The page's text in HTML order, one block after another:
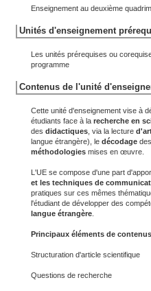
Enseignement au deuxième
Unités d'enseignement
Les unités prérequises ou
programme
Contenus de l'unité
Cette unité d'enseignement vise à
étudiants face à la recherche en
des didactiques , via la lecture
langue étrangère), le décodage
méthodologies mises en œuvre.
L'UE se compose d'une part
et les techniques de
pratiques sur ces mêmes
l'étudiant de développer des
langue étrangère
Principaux éléments de contenus
Structuration d'article scientifique
Questions de recherche